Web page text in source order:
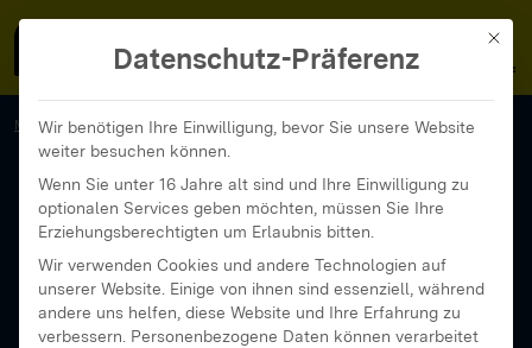
MENÜ
MedienFokus BW ...
News und Beiträge
Deine Stimme für die Zukunft: Warum wählen wichtig ist
Mit
Datenschutz-Präferenz
Wir benötigen Ihre Einwilligung, bevor Sie unsere Website
weiter besuchen können.
Wenn Sie unter 16 Jahre alt sind und Ihre Einwilligung zu
optionalen Services geben möchten, müssen Sie Ihre
Erziehungsberechtigten um Erlaubnis bitten.
Wir verwenden Cookies und andere Technologien auf
unserer Website. Einige von ihnen sind essenziell, während
andere uns helfen, diese Website und Ihre Erfahrung zu
verbessern. Personenbezogene Daten können verarbeitet